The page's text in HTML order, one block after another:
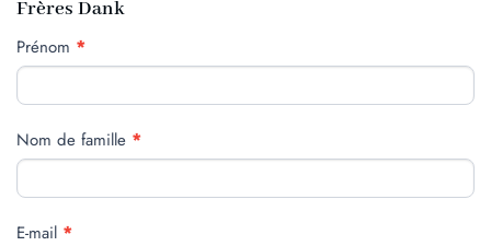
Frères Dank
INSCRIPTION
Prénom *
Nom de famille *
E-mail *